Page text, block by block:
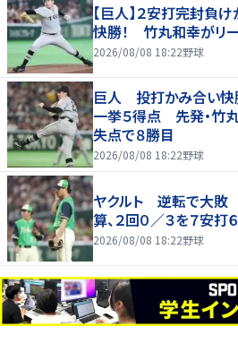
【巨人】２安打完封負
快勝！ 竹丸和幸がリ
2026/08/08 18:22野球
巨人 投打かみ合い
一挙５得点 先発・竹
失点で８勝目
2026/08/08 18:22野球
ヤクルト 逆転で大敗
算、２回０／３を７安打
2026/08/08 18:22野球